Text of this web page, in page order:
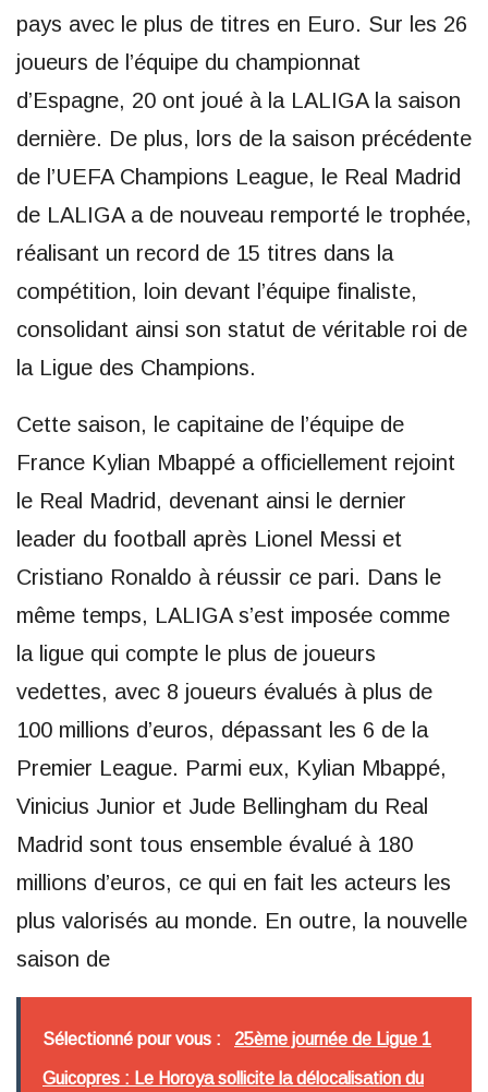
pays avec le plus de titres en Euro. Sur les 26
joueurs de l’équipe du championnat
d’Espagne, 20 ont joué à la LALIGA la saison
dernière. De plus, lors de la saison précédente
de l’UEFA Champions League, le Real Madrid
de LALIGA a de nouveau remporté le trophée,
réalisant un record de 15 titres dans la
compétition, loin devant l’équipe finaliste,
consolidant ainsi son statut de véritable roi de
la Ligue des Champions.
Cette saison, le capitaine de l’équipe de
France Kylian Mbappé a officiellement rejoint
le Real Madrid, devenant ainsi le dernier
leader du football après Lionel Messi et
Cristiano Ronaldo à réussir ce pari. Dans le
même temps, LALIGA s’est imposée comme
la ligue qui compte le plus de joueurs
vedettes, avec 8 joueurs évalués à plus de
100 millions d’euros, dépassant les 6 de la
Premier League. Parmi eux, Kylian Mbappé,
Vinicius Junior et Jude Bellingham du Real
Madrid sont tous ensemble évalué à 180
millions d’euros, ce qui en fait les acteurs les
plus valorisés au monde. En outre, la nouvelle
saison de
Sélectionné pour vous : 25ème journée de Ligue 1
Guicopres : Le Horoya sollicite la délocalisation du